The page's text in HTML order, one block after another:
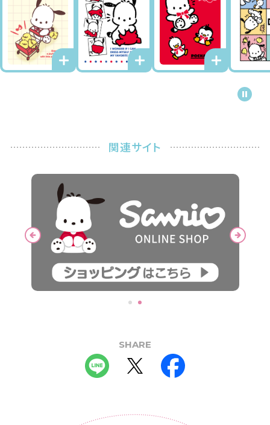
関連サイト
SHARE